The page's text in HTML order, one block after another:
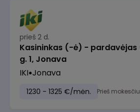
prieš 2 d.
Kasininkas (-ė) -
g. 1, Jonava
IKI Jonava
1230 - 1325 €/mėn. Prieš